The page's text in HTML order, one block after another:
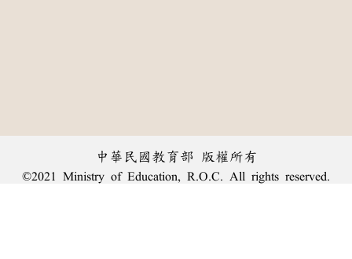
中華民國教育部 版權所有
©2021 Ministry of Education, R.O.C. All rights reserved.